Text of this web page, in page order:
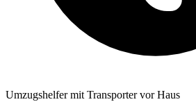
Umzugshelfer mit Transporter vor Haus